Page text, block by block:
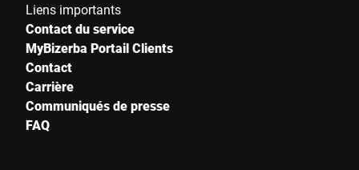
Code postal *
Ville *
Liens importants
Contact du service
MyBizerba Portail Clients
Contact
Carrière
Communiqués de presse
FAQ